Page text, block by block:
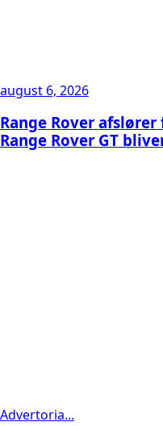
august 6, 2026
Range Rover
Range Rover GT
Advertoria...